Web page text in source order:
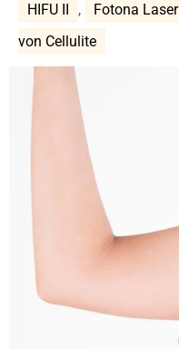
HIFU II , Fotona Laser
von Cellulite